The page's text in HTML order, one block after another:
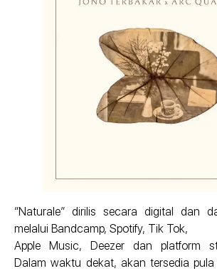
“Naturale” dirilis secara digital dan
melalui Bandcamp, Spotify, Tik Tok,
Apple Music, Deezer dan platform
Dalam waktu dekat, akan tersedia pula